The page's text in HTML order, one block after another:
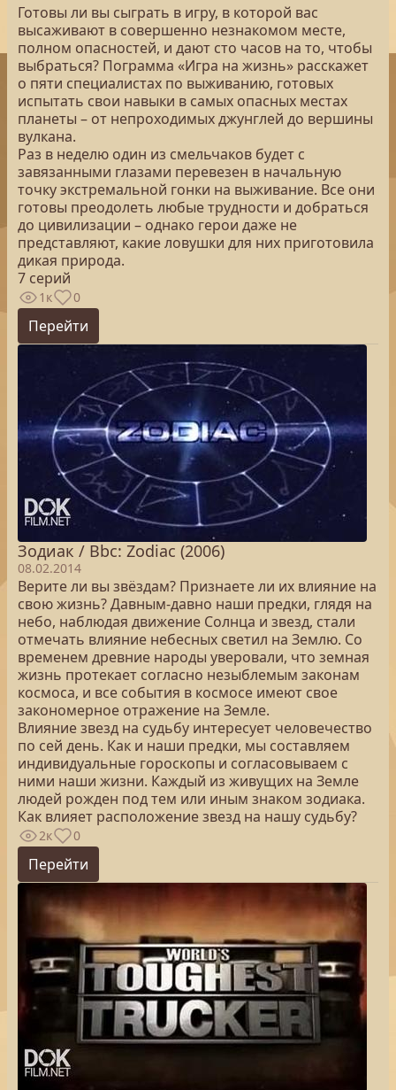
Готовы ли вы сыграть в игру, в которой вас
высаживают в совершенно незнакомом месте,
полном опасностей, и дают сто часов на то, чтобы
выбраться? Пограмма «Игра на жизнь» расскажет
о пяти специалистах по выживанию, готовых
испытать свои навыки в самых опасных местах
планеты – от непроходимых джунглей до вершины
вулкана.
Раз в неделю один из смельчаков будет с
завязанными глазами перевезен в начальную
точку экстремальной гонки на выживание. Все они
готовы преодолеть любые трудности и добраться
до цивилизации – однако герои даже не
представляют, какие ловушки для них приготовила
дикая природа.
7 серий
1к 0
Перейти
Зодиак / Bbc: Zodiac (2006)
08.02.2014
Верите ли вы звёздам? Признаете ли их влияние на
свою жизнь? Давным-давно наши предки, глядя на
небо, наблюдая движение Солнца и звезд, стали
отмечать влияние небесных светил на Землю. Со
временем древние народы уверовали, что земная
жизнь протекает согласно незыблемым законам
космоса, и все события в космосе имеют свое
закономерное отражение на Земле.
Влияние звезд на судьбу интересует человечество
по сей день. Как и наши предки, мы составляем
индивидуальные гороскопы и согласовываем с
ними наши жизни. Каждый из живущих на Земле
людей рожден под тем или иным знаком зодиака.
Как влияет расположение звезд на нашу судьбу?
2к 0
Перейти